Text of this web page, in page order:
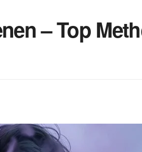
– Top